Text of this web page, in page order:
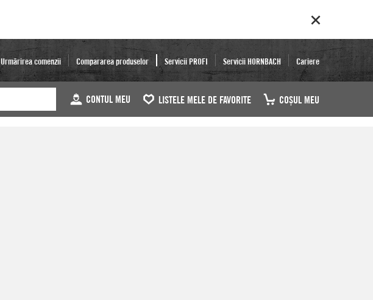
Urmărirea comenzii Compararea produselor Servicii PROFI Servicii HORNBACH Cariere
CONTUL MEU LISTELE MELE DE FAVORITE COŞUL MEU